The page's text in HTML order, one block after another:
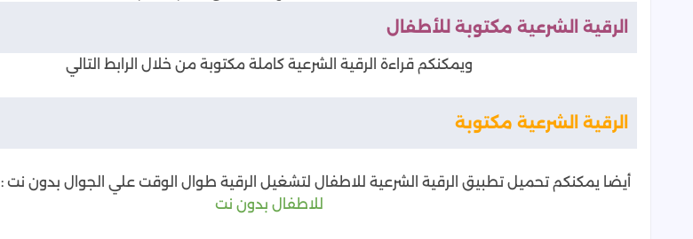
الرقية الشرعية مكتوبة للأطفال
ويمكنكم قراءة الرقية الشرعية كاملة مكتوبة من خلال الرابط التالي
الرقية الشرعية مكتوبة
أيضا يمكنكم تحميل تطبيق الرقية الشرعية للاطفال لتشغيل الرقية طوال الوقت علي الجوال بدون نت :
للاطفال بدون نت